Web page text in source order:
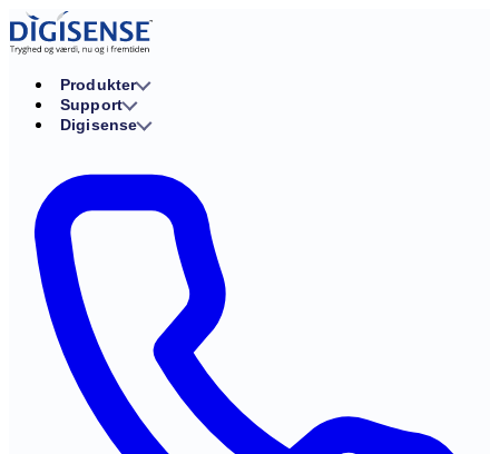
Produkter
Support
Digisense